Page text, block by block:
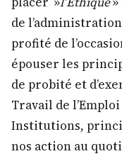
de
profité de
épouser les
de probité et
Travail de
Institutions,
nos action au